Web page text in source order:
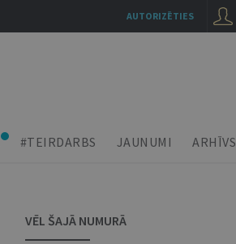
#TEIRDARBS JAUNUMI ARHĪVS
VĒL ŠAJĀ NUMURĀ
AUTORIZĒTIES